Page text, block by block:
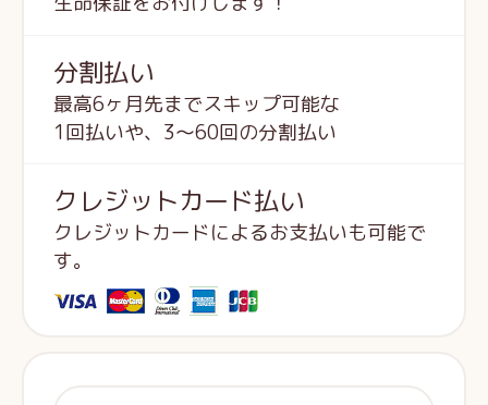
分割払い
最高6ヶ月先までスキップ可能な
1回払いや、3～60回の分割払い
クレジットカード払い
クレジットカードによるお支払いも可能で
す。